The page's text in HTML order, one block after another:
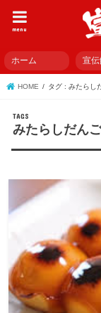
menu
ホーム 宣伝
HOME タグ : みたらし
みたらしだん